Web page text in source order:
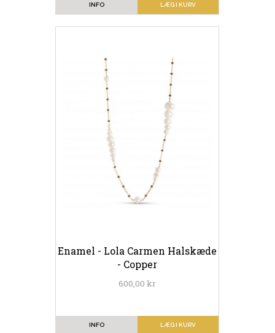
LÆG I KURV
INFO
Enamel - Lola Carmen Halskæde
- Copper
600,00 kr
LÆG I KURV
INFO